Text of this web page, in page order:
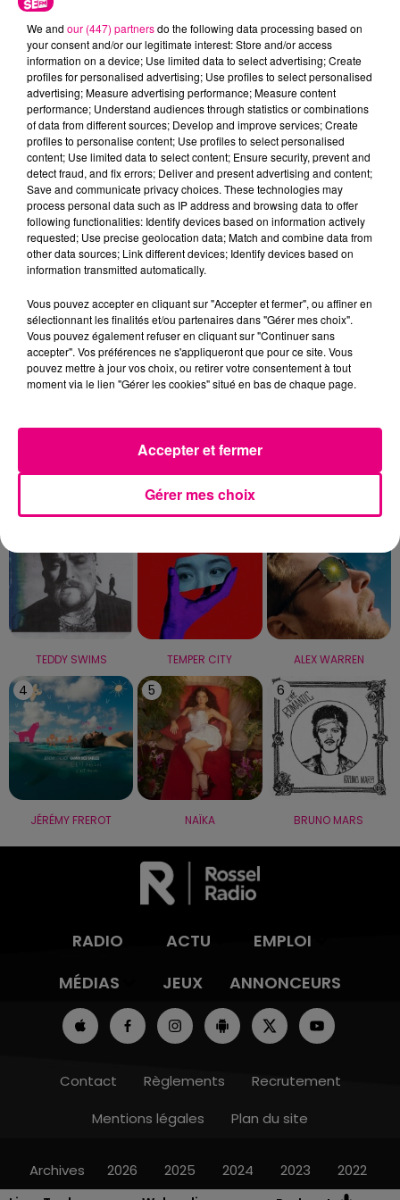
Cancer Lion Vierge
Balance Scorpion
Capricorne Verseau Poissons
TEDDY SWIMS TEMPER CITY ALEX WARREN
4
JÉRÉMY FREROT
5
NAÏKA
6
BRUNO MARS
RADIO ACTU
EMPLOI
MÉDIAS
JEUX ANNONCEURS
Contact Règlements
Recrutement
Mentions légales
Plan du site
Archives 2026 2025 2024 2023 2022
We and our (447) partnersdo the following data processing based on
your consent and/or our legitimate interest: Store and/or access
information on a device; Use limited data to select advertising; Create
profiles for personalised advertising; Use profiles to select personalised
advertising; Measure advertising performance; Measure content
performance; Understand audiences through statistics or combinations
of data from different sources; Develop and improve services; Create
profiles to personalise content; Use profiles to select personalised
content; Use limited data to select content; Ensure security, prevent and
detect fraud, and fix errors; Deliver and present advertising and content;
Save and communicate privacy choices. These technologies may
process personal data such as IP address and browsing data to offer
following functionalities: Identify devices based on information actively
requested; Use precise geolocation data; Match and combine data from
other data sources; Link different devices; Identify devices based on
information transmitted automatically.
Vous pouvez accepter en cliquant sur "Accepter et fermer", ou affiner en
sélectionnant les finalités et/ou partenaires dans "Gérer mes choix".
Vous pouvez également refuser en cliquant sur "Continuer sans
accepter". Vos préférences ne s'appliqueront que pour ce site. Vous
pouvez mettre à jour vos choix, ou retirer votre consentement à tout
moment via le lien "Gérer les cookies" situé en bas de chaque page.
Gérer mes choix
Accepter et fermer